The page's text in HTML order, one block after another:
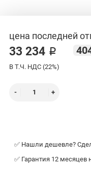
цена последней
33 234 ₽
В Т.Ч. НДС (22%)
✅ Нашли дешевле?
✅ Гарантия 12 месяцев